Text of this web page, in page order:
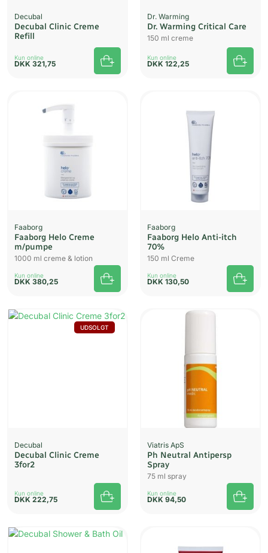
Decubal
Decubal Clinic Creme
Refill
Kun online
DKK 321,75
Dr. Warming
Dr. Warming Critical Care
150 ml creme
Kun online
DKK 122,25
Faaborg
Faaborg Helo Creme
m/pumpe
1000 ml creme & lotion
Kun online
DKK 380,25
Faaborg
Faaborg Helo Anti-itch
70%
150 ml Creme
Kun online
DKK 130,50
UDSOLGT
Decubal
Decubal Clinic Creme
3for2
Kun online
DKK 222,75
Viatris ApS
Ph Neutral Antipersp
Spray
75 ml spray
Kun online
DKK 94,50